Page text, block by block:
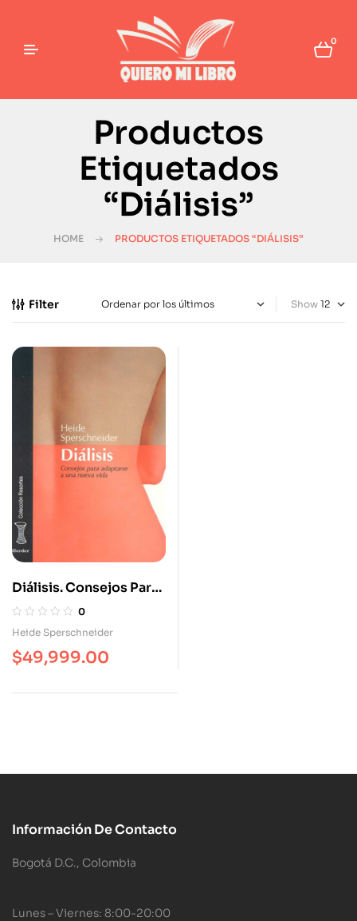
0
Productos
Etiquetados
“Diálisis”
HOME PRODUCTOS ETIQUETADOS “DIÁLISIS”
Filter Show
Diálisis. Consejos Para
Adaptarse A Una Nueva
Vida
0
Heide Sperschneider
$49,999.00
Información De Contacto
Bogotá D.C., Colombia
Lunes – Viernes: 8:00-20:00